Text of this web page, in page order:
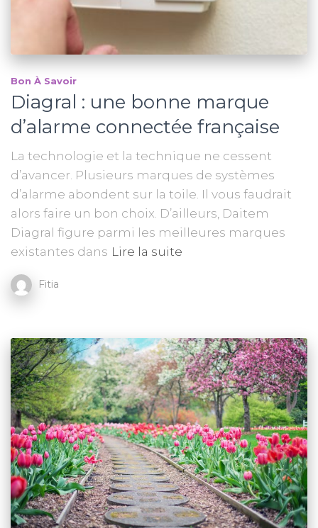
Bon À Savoir
Diagral : une bonne marque
d’alarme connectée française
La technologie et la technique ne cessent
d’avancer. Plusieurs marques de systèmes
d’alarme abondent sur la toile. Il vous faudrait
alors faire un bon choix. D’ailleurs, Daitem
Diagral figure parmi les meilleures marques
existantes dans Lire la suite
Fitia